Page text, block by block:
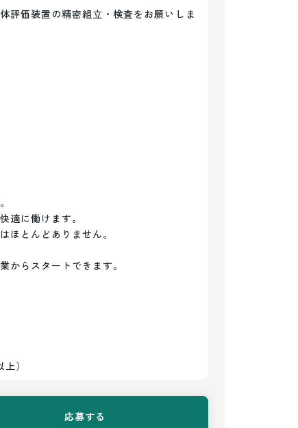
評価装置の精密組立・検査をお願いしま
適に働けます。
ほとんどありません。
からスタートできます。
）
応募する